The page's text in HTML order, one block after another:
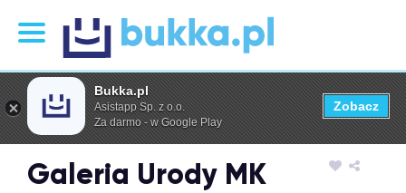
Galeria Urody MK
Bukka.pl
Asistapp Sp. z o.o.
Za darmo - w Google Play
Zobacz